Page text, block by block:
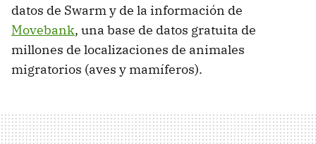
datos de Swarm y de la información de
Movebank, una base de datos gratuita de
millones de localizaciones de animales
migratorios (aves y mamíferos).